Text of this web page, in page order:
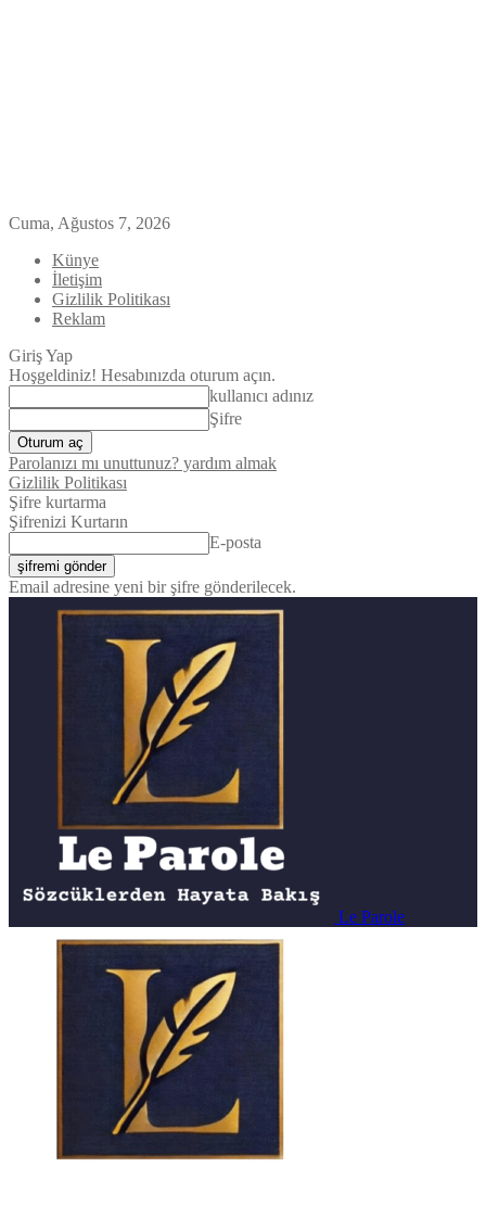
Cuma, Ağustos 7, 2026
Künye
İletişim
Gizlilik Politikası
Reklam
Giriş Yap
Hoşgeldiniz! Hesabınızda oturum açın.
kullanıcı adınız
Şifre
Parolanızı mı unuttunuz? yardım almak
Gizlilik Politikası
Şifre kurtarma
Şifrenizi Kurtarın
E-posta
Email adresine yeni bir şifre gönderilecek.
Le Parole